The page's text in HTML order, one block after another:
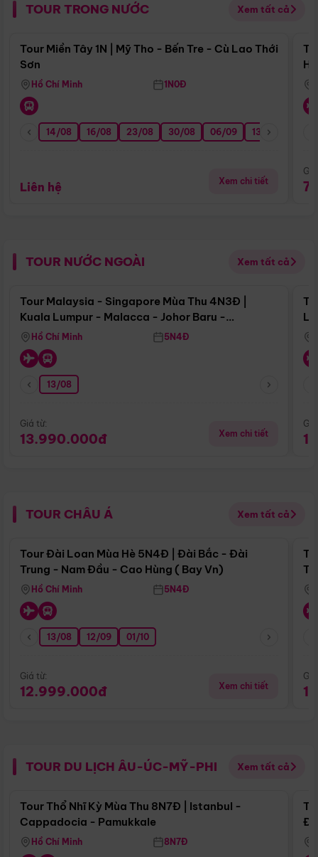
TOUR TRONG NƯỚC Xem tất cả
Điểm nổi bật
Tour Miền Tây 1N | Mỹ Tho - Bến Tre - Cù Lao Thới
Sơn
Hồ Chí Minh 1N0Đ
14/08 16/08 23/08 30/08 06/09 13/09
Liên hệ Xem chi tiết
TOUR NƯỚC NGOÀI Xem tất cả
Điểm nổi bật
Tour Malaysia - Singapore Mùa Thu 4N3Đ |
Kuala Lumpur - Malacca - Johor Baru -
Singapore
Hồ Chí Minh 5N4Đ
13/08
Giá từ:
13.990.000đ Xem chi tiết
TOUR CHÂU Á Xem tất cả
Điểm nổi bật
Tour Đài Loan Mùa Hè 5N4Đ | Đài Bắc - Đài
Trung - Nam Đầu - Cao Hùng ( Bay Vn)
Hồ Chí Minh 5N4Đ
13/08 12/09 01/10
Giá từ:
12.999.000đ Xem chi tiết
TOUR DU LỊCH ÂU-ÚC-MỸ-PHI Xem tất cả
Điểm nổi bật
Tour Thổ Nhĩ Kỳ Mùa Thu 8N7Đ | Istanbul -
Cappadocia - Pamukkale
Hồ Chí Minh 8N7Đ